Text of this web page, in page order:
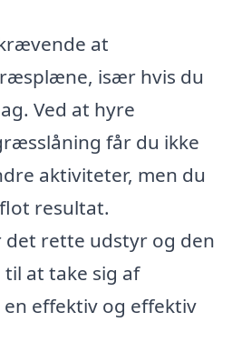
at
især hvis du
Ved at hyre
får du ikke
aktiviteter, men du
resultat.
det rette udstyr og den
at take sig af
effektiv og effektiv